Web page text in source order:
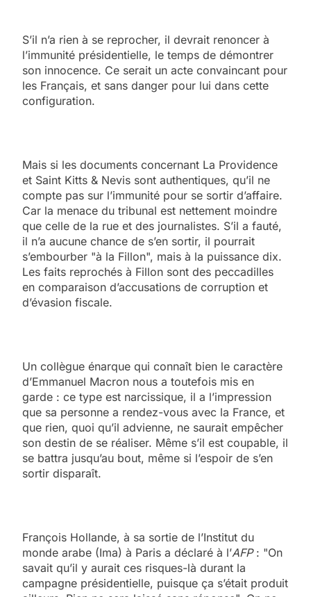
S’il n’a rien à se reprocher, il devrait renoncer à
l’immunité présidentielle, le temps de démontrer
son innocence. Ce serait un acte convaincant pour
les Français, et sans danger pour lui dans cette
configuration.
Mais si les documents concernant La Providence
et Saint Kitts & Nevis sont authentiques, qu’il ne
compte pas sur l’immunité pour se sortir d’affaire.
Car la menace du tribunal est nettement moindre
que celle de la rue et des journalistes. S’il a fauté,
il n’a aucune chance de s’en sortir, il pourrait
s’embourber "à la Fillon", mais à la puissance dix.
Les faits reprochés à Fillon sont des peccadilles
en comparaison d’accusations de corruption et
d’évasion fiscale.
Un collègue énarque qui connaît bien le caractère
d’Emmanuel Macron nous a toutefois mis en
garde : ce type est narcissique, il a l’impression
que sa personne a rendez-vous avec la France, et
que rien, quoi qu’il advienne, ne saurait empêcher
son destin de se réaliser. Même s’il est coupable, il
se battra jusqu’au bout, même si l’espoir de s’en
sortir disparaît.
François Hollande, à sa sortie de l’Institut du
monde arabe (Ima) à Paris a déclaré à l’AFP: "On
savait qu’il y aurait ces risques-là durant la
campagne présidentielle, puisque ça s’était produit